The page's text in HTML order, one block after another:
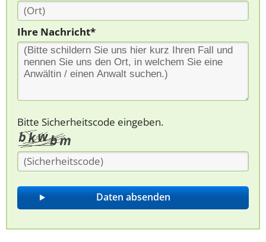
Ihre Nachricht*
Bitte Sicherheitscode eingeben.